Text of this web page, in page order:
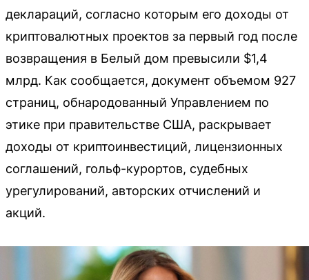
деклараций, согласно которым его доходы от
криптовалютных проектов за первый год после
возвращения в Белый дом превысили $1,4
млрд. Как сообщается, документ объемом 927
страниц, обнародованный Управлением по
этике при правительстве США, раскрывает
доходы от криптоинвестиций, лицензионных
соглашений, гольф-курортов, судебных
урегулирований, авторских отчислений и
акций.